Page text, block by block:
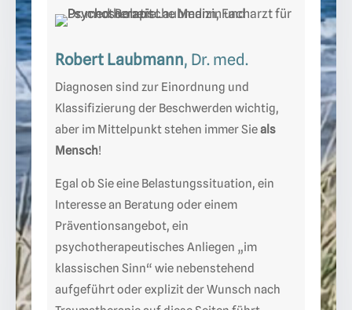
Robert Laubmann, Dr. med.
Diagnosen sind zur Einordnung und
Klassifizierung der Beschwerden wichtig,
aber im Mittelpunkt stehen immer Sieals
Mensch!
Egal ob Sie eine Belastungssituation, ein
Interesse an Beratung oder einem
Präventionsangebot, ein
psychotherapeutisches Anliegen „im
klassischen Sinn“ wie nebenstehend
aufgeführt oder explizit der Wunsch nach